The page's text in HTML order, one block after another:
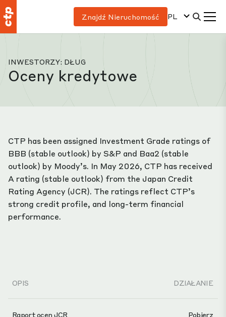
Znajdź Nieruchomość PL
INWESTORZY: DŁUG
Oceny kredytowe
CTP has been assigned Investment Grade ratings of
BBB (stable outlook) by S&P and Baa2 (stable
outlook) by Moody’s. In May 2026, CTP has received
A rating (stable outlook) from the Japan Credit
Rating Agency (JCR). The ratings reflect CTP’s
strong credit profile, and long-term financial
performance.
OPIS DZIAŁANIE
Raport ocen JCR Pobierz